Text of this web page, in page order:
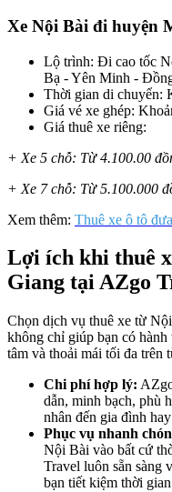
Xe Nội Bài đi huyện
Lộ trình: Đi cao tốc
Bạ - Yên Minh -
Thời gian di chuyển:
Giá vé xe ghép:
Giá thuê xe riêng:
+ Xe 5 chỗ: Từ 4.100.00
+ Xe 7 chỗ: Từ 5.100.000
Xem thêm: Thuê xe ô tô
Lợi ích khi thuê
Giang tại AZgo
Chọn dịch vụ thuê xe từ
không chỉ giúp bạn có
tâm và thoải mái tối đa trên
Chi phí hợp lý:
dẫn, minh bạch, phù
nhân đến gia đình
Phục vụ nhanh
Nội Bài vào bất cứ
Travel luôn sẵn sàng
bạn tiết kiệm thời